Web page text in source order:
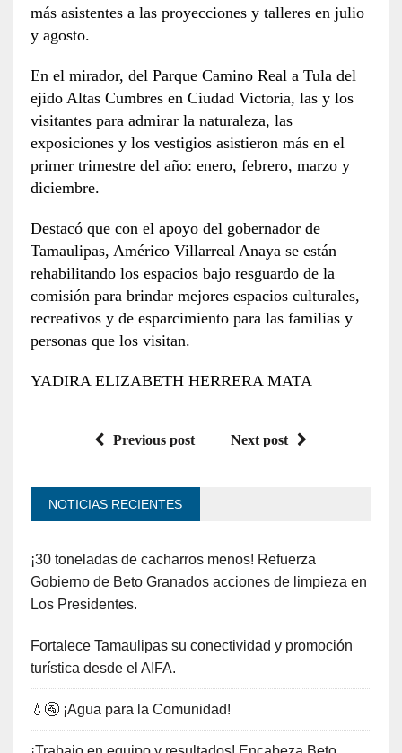
más asistentes a las proyecciones y talleres en julio
y agosto.
En el mirador, del Parque Camino Real a Tula del
ejido Altas Cumbres en Ciudad Victoria, las y los
visitantes para admirar la naturaleza, las
exposiciones y los vestigios asistieron más en el
primer trimestre del año: enero, febrero, marzo y
diciembre.
Destacó que con el apoyo del gobernador de
Tamaulipas, Américo Villarreal Anaya se están
rehabilitando los espacios bajo resguardo de la
comisión para brindar mejores espacios culturales,
recreativos y de esparcimiento para las familias y
personas que los visitan.
YADIRA ELIZABETH HERRERA MATA
Previous post Next post
NOTICIAS RECIENTES
¡30 toneladas de cacharros menos! Refuerza
Gobierno de Beto Granados acciones de limpieza en
Los Presidentes.
Fortalece Tamaulipas su conectividad y promoción
turística desde el AIFA.
💧🚰 ¡Agua para la Comunidad!